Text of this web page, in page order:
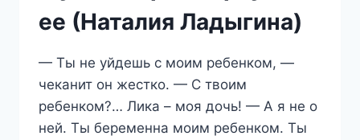
ее (Наталия Ладыгина)
— Ты не уйдешь с моим ребенком, —
чеканит он жестко. — С твоим
ребенком?… Лика – моя дочь! — А я не о
ней. Ты беременна моим ребенком. Ты